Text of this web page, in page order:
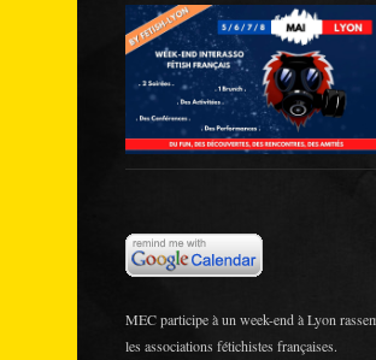
MEC participe à un week-end à Lyon
les associations fétichistes françaises.